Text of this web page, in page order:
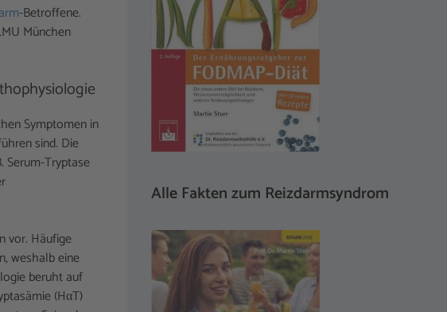
-Betroffene.
München
Symptomen in
sind. Die
Serum-Tryptase
vor. Häufige
weshalb eine
beruht auf
(HαT)
Alle Fakten zum Reizdarmsyndrom